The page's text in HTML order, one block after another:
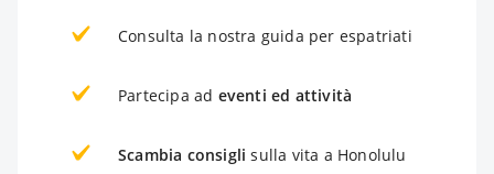
Consulta la nostra guida per espatriati
Partecipa ad eventi ed attività
Scambia consigli sulla vita a Honolulu